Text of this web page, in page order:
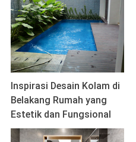
Inspirasi Desain Kolam di
Belakang Rumah yang
Estetik dan Fungsional